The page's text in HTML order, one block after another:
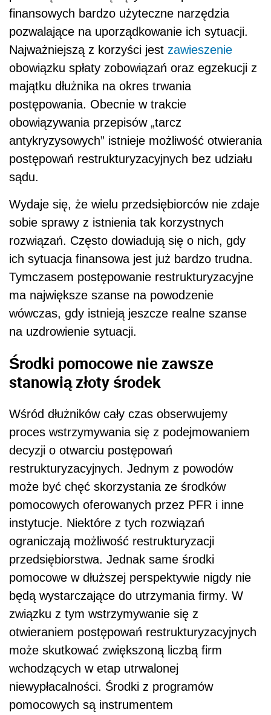
finansowych bardzo użyteczne narzędzia
pozwalające na uporządkowanie ich sytuacji.
Najważniejszą z korzyści jest zawieszenie
obowiązku spłaty zobowiązań oraz egzekucji z
majątku dłużnika na okres trwania
postępowania. Obecnie w trakcie
obowiązywania przepisów „tarcz
antykryzysowych” istnieje możliwość otwierania
postępowań restrukturyzacyjnych bez udziału
sądu.
Wydaje się, że wielu przedsiębiorców nie zdaje
sobie sprawy z istnienia tak korzystnych
rozwiązań. Często dowiadują się o nich, gdy
ich sytuacja finansowa jest już bardzo trudna.
Tymczasem postępowanie restrukturyzacyjne
ma największe szanse na powodzenie
wówczas, gdy istnieją jeszcze realne szanse
na uzdrowienie sytuacji.
Środki pomocowe nie zawsze
stanowią złoty środek
Wśród dłużników cały czas obserwujemy
proces wstrzymywania się z podejmowaniem
decyzji o otwarciu postępowań
restrukturyzacyjnych. Jednym z powodów
może być chęć skorzystania ze środków
pomocowych oferowanych przez PFR i inne
instytucje. Niektóre z tych rozwiązań
ograniczają możliwość restrukturyzacji
przedsiębiorstwa. Jednak same środki
pomocowe w dłuższej perspektywie nigdy nie
będą wystarczające do utrzymania firmy. W
związku z tym wstrzymywanie się z
otwieraniem postępowań restrukturyzacyjnych
może skutkować zwiększoną liczbą firm
wchodzących w etap utrwalonej
niewypłacalności. Środki z programów
pomocowych są instrumentem